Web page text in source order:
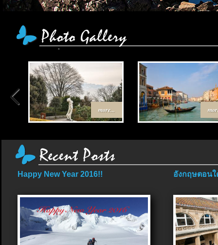
more...
Happy New Year 2016!! อังกฤษตอนใ